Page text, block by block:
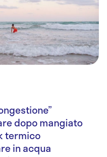
dopo mangiato
termico
in acqua